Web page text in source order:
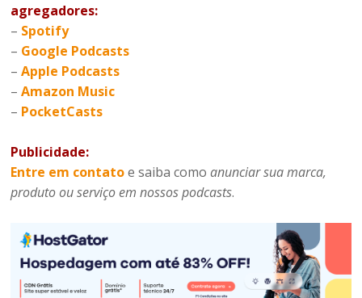
agregadores:
– Spotify
– Google Podcasts
–Apple Podcasts
–Amazon Music
– PocketCasts
Publicidade:
Entre em contatoe saiba comoanunciar sua marca,
produto ou serviço em nossos podcasts.